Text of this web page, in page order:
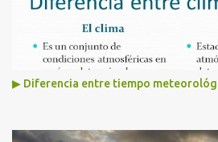
▶ Diferencia entre tiempo